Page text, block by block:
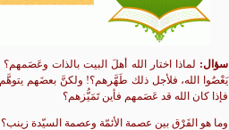
سؤال: لماذا اختار الله أهلَ البيت بالذات
يَعْصُوا الله، فلأجل ذلك طَهَّرهم؟! ولكنَّ بعضَهم يتوهَّم
فإذا كان الله قد عَصَمهم فأين تَمَيُّزهم؟
وما هو الفَرْق بين عصمة الأئمّة وعصمة السيّدة